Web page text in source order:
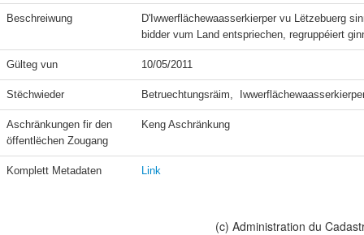
Beschreiwung
D'Iwwerflächewaasserkierper vu Lëtzebuerg
bidder vum Land entspriechen, regruppéiert
Gülteg vun 10/05/2011
Stëchwieder Betruechtungsräim,
Aschränkungen fir den
öffentlëchen Zougang
Keng Aschränkung
Komplett Metadaten Link
(c) Administration du